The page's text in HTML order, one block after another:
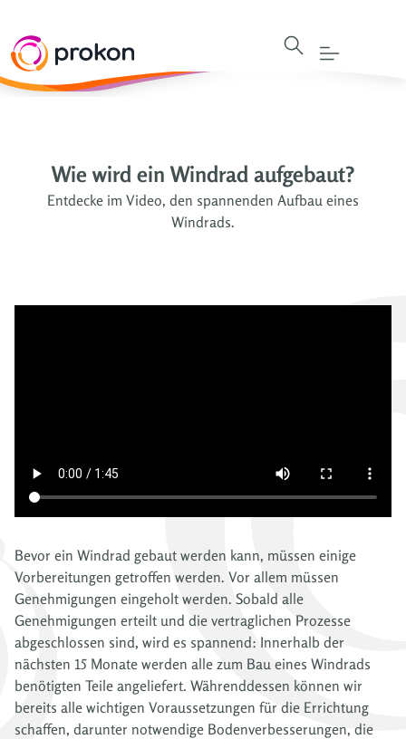
Wie wird ein Windrad aufgebaut?
Entdecke im Video, den spannenden Aufbau eines
Windrads.
Bevor ein Windrad gebaut werden kann, müssen einige
Vorbereitungen getroffen werden. Vor allem müssen
Genehmigungen eingeholt werden. Sobald alle
Genehmigungen erteilt und die vertraglichen Prozesse
abgeschlossen sind, wird es spannend: Innerhalb der
nächsten 15 Monate werden alle zum Bau eines Windrads
benötigten Teile angeliefert. Währenddessen können wir
bereits alle wichtigen Voraussetzungen für die Errichtung
schaffen, darunter notwendige Bodenverbesserungen, die